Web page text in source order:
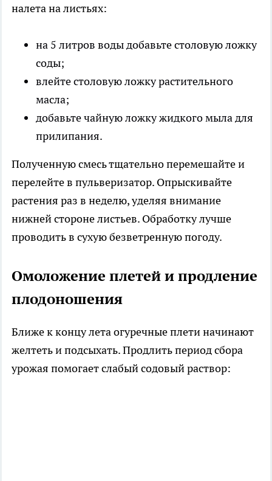
налета на листьях:
на 5 литров воды добавьте столовую ложку
соды;
влейте столовую ложку растительного
масла;
добавьте чайную ложку жидкого мыла для
прилипания.
Полученную смесь тщательно перемешайте и
перелейте в пульверизатор. Опрыскивайте
растения раз в неделю, уделяя внимание
нижней стороне листьев. Обработку лучше
проводить в сухую безветренную погоду.
Омоложение плетей и продление
плодоношения
Ближе к концу лета огуречные плети начинают
желтеть и подсыхать. Продлить период сбора
урожая помогает слабый содовый раствор: